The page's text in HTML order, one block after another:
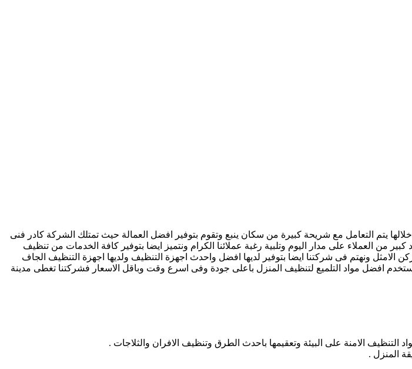
يتم التعامل مع شريحة كبيرة من سكان ينبع وتقوم بتوفير افضل العمالة حيث تمتلك الشركة كادر فنى
من العملاء على مدار اليوم وتلبية رغبة عملائنا الكرام ونتميز ايضا بتوفير كافة الخدمات من تنظيف
ونهتم فى شركتنا ايضا بتوفير لديها افضل واحدث اجهزة التنظيف ولديها اجهزة التنظيف الجاف
افضل مواد التلميع لتنظيف المنزل باعلى جودة وفى اسرع وقت وباقل الاسعار فشركتنا تغطى مدينة
الامنة على البيئة وتعقيمها باحدث الطرق وتنظيف الافران والثلاجات .
المنزل .